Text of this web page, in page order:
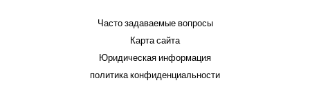
Часто задаваемые вопросы
Карта сайта
Юридическая информация
политика конфиденциальности